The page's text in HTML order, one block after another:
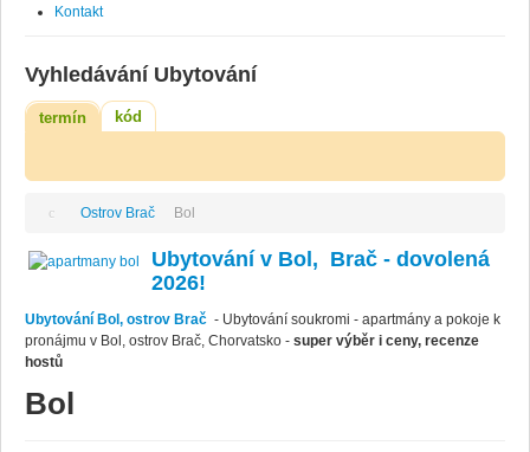
Kontakt
Vyhledávání Ubytování
termín kód
Ostrov Brač Bol
Ubytování v Bol, Brač - dovolená
2026!
Ubytování Bol, ostrov Brač - Ubytování soukromi - apartmány a pokoje k
pronájmu v Bol, ostrov Brač, Chorvatsko - super výběr i ceny, recenze
hostů
Bol